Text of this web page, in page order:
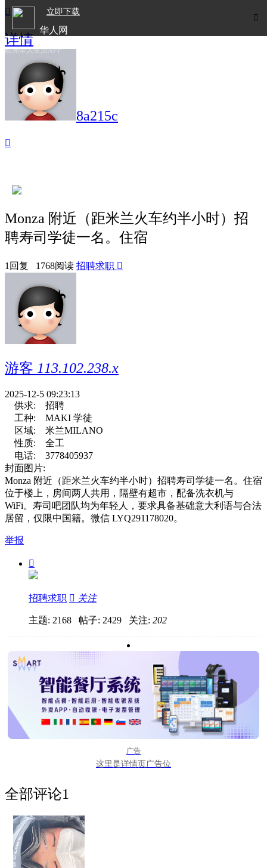

立即下载
华人网
欧洲华人生活APP

详情
8a215c

Monza 附近（距米兰火车约半小时）招
聘寿司学徒一名。住宿
1回复 1768阅读 招聘求职 
游客 113.102.238.x
2025-12-5 09:23:13
供求:
招聘
工种:
MAKI 学徒
区域:
米兰MILANO
性质:
全工
电话:
3778405937
封面图片:
Monza 附近（距米兰火车约半小时）招聘寿司学徒一名。住宿
位于楼上，房间两人共用，隔壁有超市，配备洗衣机与
WiFi。寿司吧团队均为年轻人，要求具备基础意大利语与合法
居留，仅限中国籍。微信 LYQ291178020。
举报

招聘求职  关注
主题: 2168 帖子: 2429 关注: 202
广告
这里是详情页广告位
全部评论1